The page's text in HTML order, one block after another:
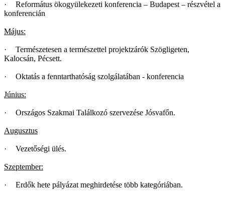
·
Református ökogyülekezeti konferencia – Budapest – részvétel a
konferencián
Május:
·
Természetesen a természettel projektzárók Szögligeten,
Kalocsán, Pécsett.
· Oktatás a fenntarthatóság szolgálatában - konferencia
Június:
· Országos Szakmai Találkozó szervezése Jósvafőn.
Augusztus
· Vezetőségi ülés.
Szeptember:
· Erdők hete pályázat meghirdetése több kategóriában.